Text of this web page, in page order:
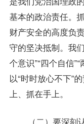
基本的政治责任。
财产安全的高度负
守的坚决抵制。我
个意识”“四个自信
以“时时放心不下”
上、抓在手上。
（二）要深